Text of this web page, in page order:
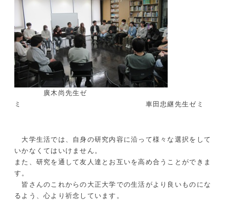
廣木尚先生ゼ
ミ 車田忠継先生ゼミ
大学生活では、自身の研究内容に沿って様々な選択をして
いかなくてはいけません。
また、研究を通して友人達とお互いを高め合うことができま
す。
皆さんのこれからの大正大学での生活がより良いものにな
るよう、心より祈念しています。